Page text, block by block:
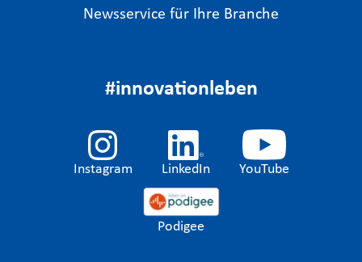
Newsservice für Ihre Branche
#innovationleben
Instagram LinkedIn YouTube
Podigee